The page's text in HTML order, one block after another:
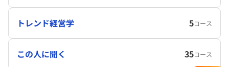
トレンド経営学 5コース
この人に聞く 35コース